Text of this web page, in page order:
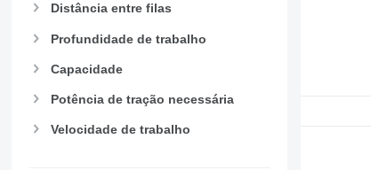
Distância entre filas
Profundidade de trabalho
Capacidade
Potência de tração necessária
Velocidade de trabalho